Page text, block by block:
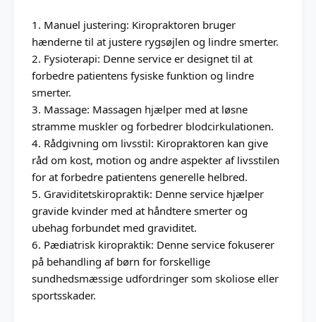
1. Manuel justering: Kiropraktoren bruger
hænderne til at justere rygsøjlen og lindre smerter.
2. Fysioterapi: Denne service er designet til at
forbedre patientens fysiske funktion og lindre
smerter.
3. Massage: Massagen hjælper med at løsne
stramme muskler og forbedrer blodcirkulationen.
4. Rådgivning om livsstil: Kiropraktoren kan give
råd om kost, motion og andre aspekter af livsstilen
for at forbedre patientens generelle helbred.
5. Graviditetskiropraktik: Denne service hjælper
gravide kvinder med at håndtere smerter og
ubehag forbundet med graviditet.
6. Pædiatrisk kiropraktik: Denne service fokuserer
på behandling af børn for forskellige
sundhedsmæssige udfordringer som skoliose eller
sportsskader.